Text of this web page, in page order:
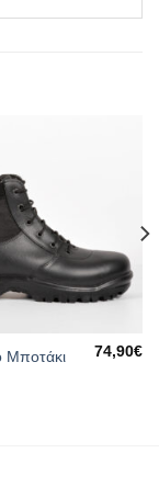
Μποτάκι
74,90€